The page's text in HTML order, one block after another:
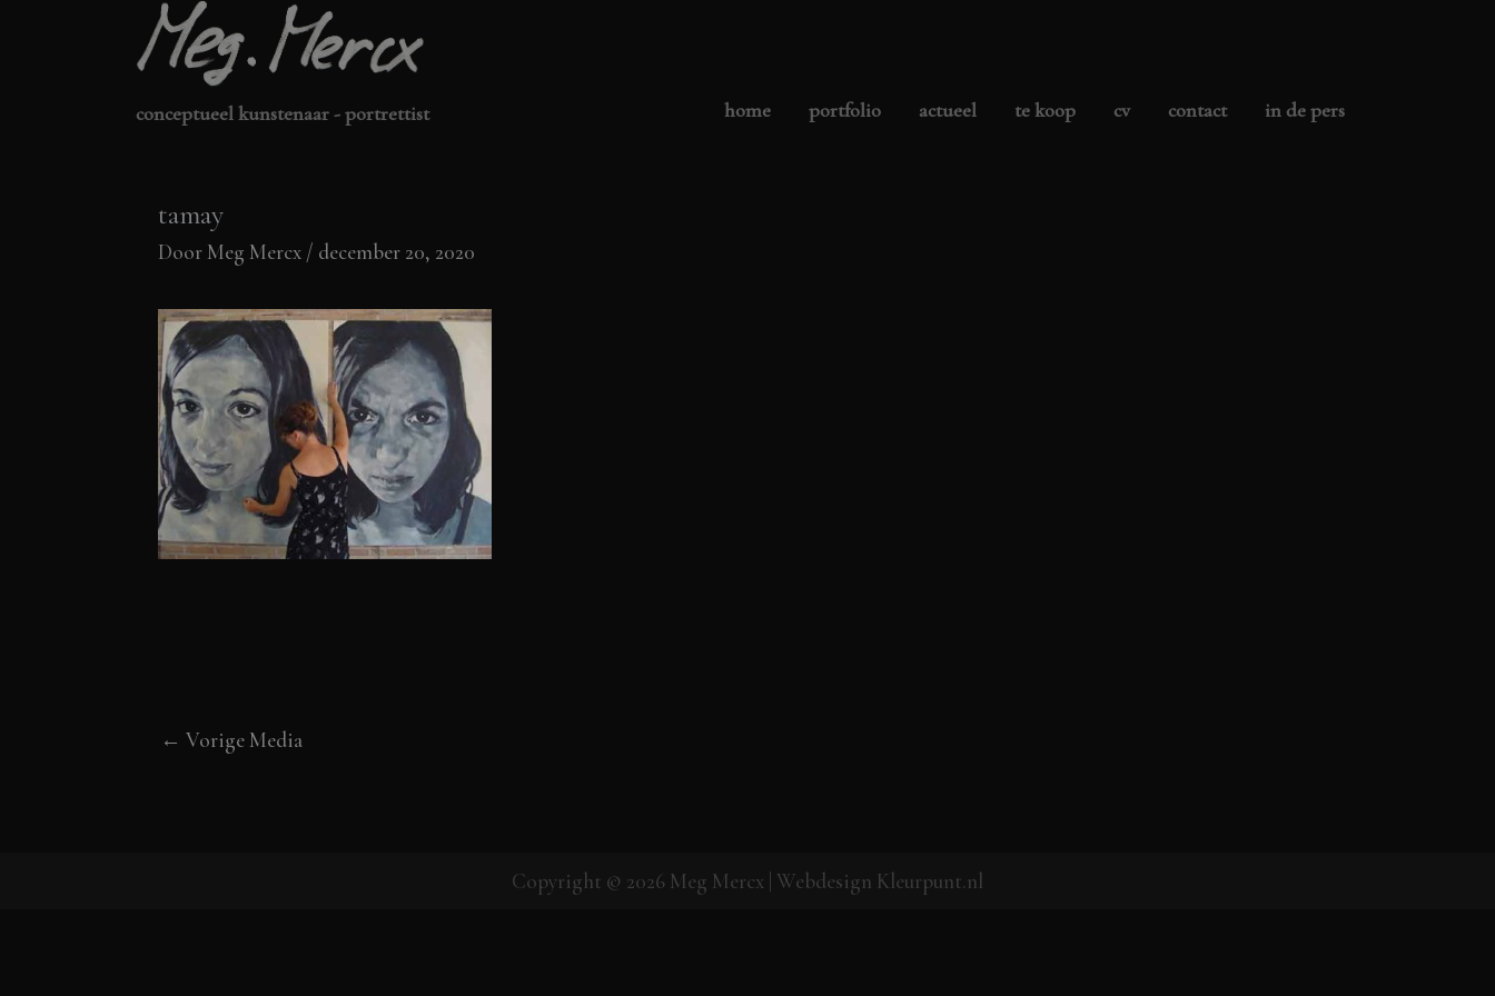
conceptueel kunstenaar - portrettist home portfolio actueel te koop cv contact in de pers
tamay
Door Meg Mercx / december 20, 2020
← Vorige Media
Copyright © 2026 Meg Mercx | Webdesign Kleurpunt.nl